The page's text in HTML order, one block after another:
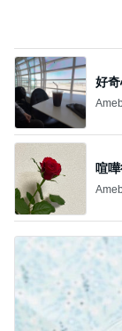
喧嘩